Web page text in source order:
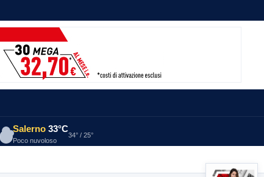
Salerno 33°C
Poco nuvoloso
34° / 25°